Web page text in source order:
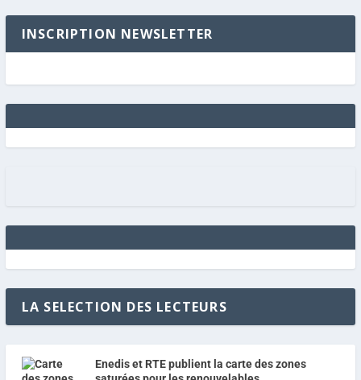
INSCRIPTION NEWSLETTER
LA SELECTION DES LECTEURS
Enedis et RTE publient la carte des zones